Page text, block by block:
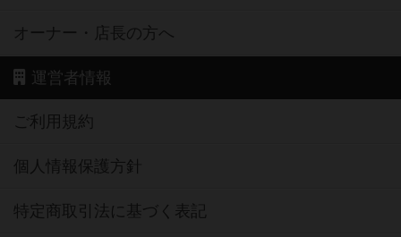
オーナー・店長の方へ
運営者情報
ご利用規約
個人情報保護方針
特定商取引法に基づく表記